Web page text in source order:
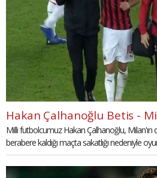
Milli futbolcumuz Hakan Çalhanoğlu, Milan'ın
berabere kaldığı maçta sakatlığı nedeniyle